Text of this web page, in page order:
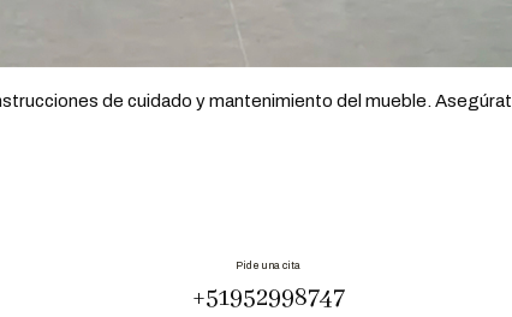
de cuidado y mantenimiento del mueble.
Pide una cita
+51952998747